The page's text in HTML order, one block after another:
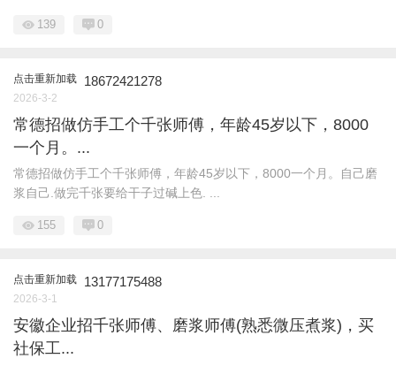
139 0
点击重新加载 18672421278
2026-3-2
常德招做仿手工个千张师傅，年龄45岁以下，8000
一个月。...
常德招做仿手工个千张师傅，年龄45岁以下，8000一个月。自己磨
浆自己.做完千张要给干子过碱上色. ...
155 0
点击重新加载 13177175488
2026-3-1
安徽企业招千张师傅、磨浆师傅(熟悉微压煮浆)，买
社保工...